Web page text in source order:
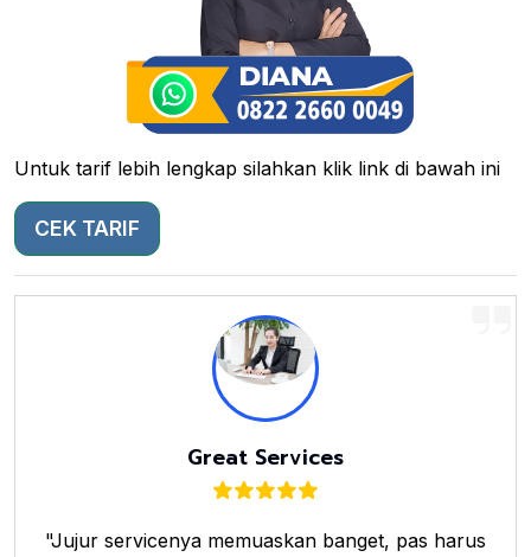
Untuk tarif lebih lengkap silahkan klik link di bawah ini
CEK TARIF
Great Services
"Jujur servicenya memuaskan banget, pas harus